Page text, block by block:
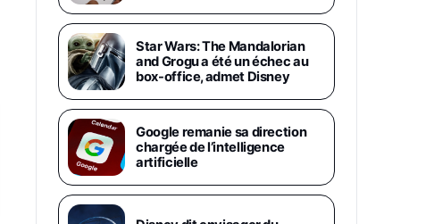
Galaxy S26 Ultra 512 Go Bleu
1019€ 1399€ Fnac (Vendeur Tiers)
Galaxy S26 Ultra 256 Go Violet
892€1199€
Philips SHK2000BL - Casque
Enfant - Bleu & Répartiteur Audio
5 Casques, Blanc
24,94€
Star Wars: The Mandalorian
and Grogu a été un échec au
box-office, admet Disney
Google remanie sa direction
chargée de l’intelligence
artificielle